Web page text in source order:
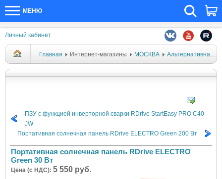
МЕНЮ
Личный кабинет
Главная Интернет-магазины МОСКВА Альтернативная энергетика
ПЗУ с функцией инверторной сварки RDrive StartEasy PRO C40-
JW
Портативная солнечная панель RDrive ELECTRO Green 200 Вт
Портативная солнечная панель RDrive ELECTRO
Green 30 Вт
Цена (с НДС): 5 550 руб.